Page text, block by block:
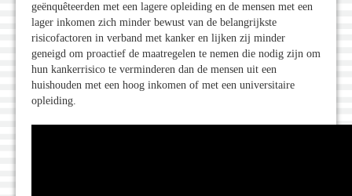
geënquêteerden met een lagere opleiding en de mensen met een
lager inkomen zich minder bewust van de belangrijkste
risicofactoren in verband met kanker en lijken zij minder
geneigd om proactief de maatregelen te nemen die nodig zijn om
hun kankerrisico te verminderen dan de mensen uit een
huishouden met een hoog inkomen of met een universitaire
opleiding.